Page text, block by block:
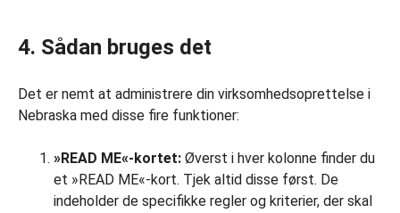
4. Sådan bruges det
Det er nemt at administrere din virksomhedsoprettelse i
Nebraska med disse fire funktioner:
»READ ME«-kortet: Øverst i hver kolonne finder du
et »READ ME«-kort. Tjek altid disse først. De
indeholder de specifikke regler og kriterier, der skal